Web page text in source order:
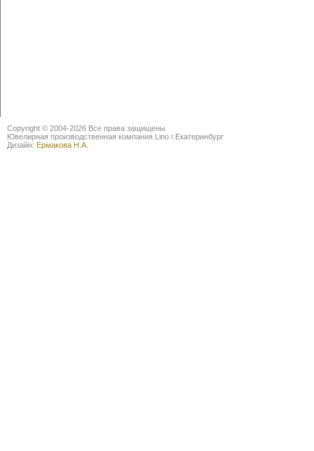
Copyright © 2004-2026 Все права защищены
Ювелирная производственная компания Lino г.Екатеринбург
Дизайн: Ермакова Н.А.